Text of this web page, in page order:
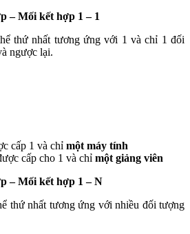
–Mối kết hợp 1 – 1
thứ nhất tương ứng với 1 và chỉ 1 đối
ngược lại.
cấp 1 và chỉ một máy tính
cấp cho 1 và chỉ một giảng viên
–Mối kết hợp 1 – N
thứ nhất tương ứng với nhiều đối tượng